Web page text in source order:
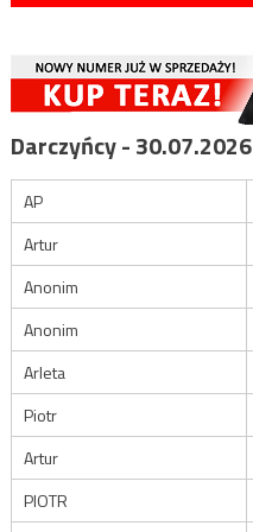
Darczyńcy - 30.07.2026
AP
Artur
Anonim
Anonim
Arleta
Piotr
Artur
PIOTR